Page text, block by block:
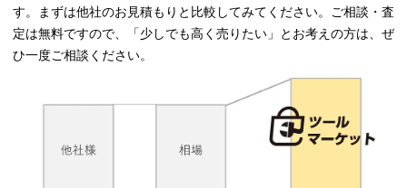
す。まずは他社のお見積もりと比較してみてください。ご相談・査
定は無料ですので、「少しでも高く売りたい」とお考えの方は、ぜ
ひ一度ご相談ください。